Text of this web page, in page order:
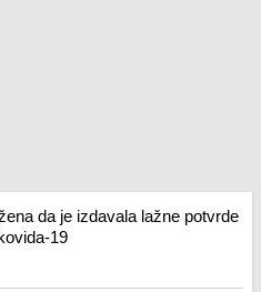
da je izdavala lažne potvrde
19